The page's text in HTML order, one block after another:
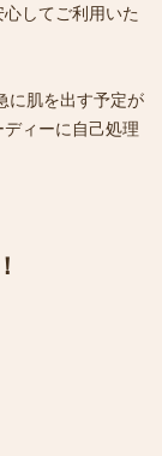
してご利用いた
に肌を出す予定が
ィーに自己処理